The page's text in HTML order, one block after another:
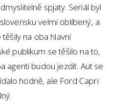
spjaty. Seriál byl
velmi oblíbený, a
na oba hlavní
publikum se těšilo na to,
agenti budou jezdit. Aut se
hodně, ale Ford Capri